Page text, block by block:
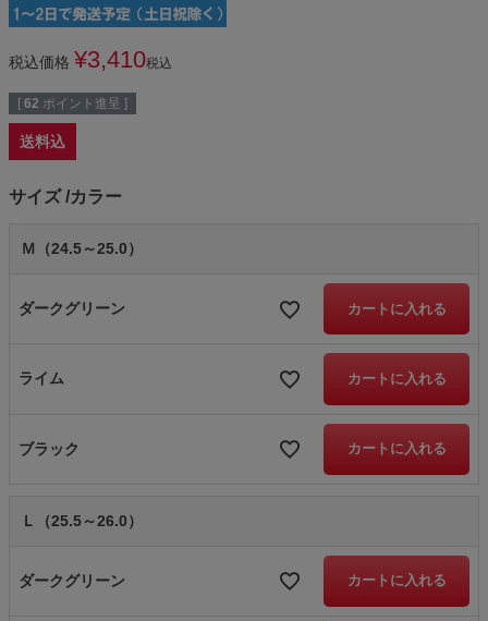
税込価格 ¥3,410税込
[ 62 ポイント進呈 ]
送料込
サイズ カラー
Ｍ（24.5～25.0）
ダークグリーン カートに入れる
ライム カートに入れる
ブラック カートに入れる
Ｌ（25.5～26.0）
ダークグリーン カートに入れる